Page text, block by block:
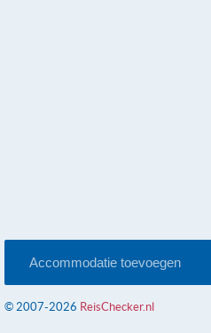
Accommodatie toevoegen
© 2007-2026 ReisChecker.nl